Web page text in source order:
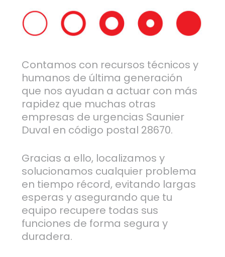
Contamos con recursos técnicos y
humanos de última generación
que nos ayudan a actuar con más
rapidez que muchas otras
empresas de urgencias Saunier
Duval en código postal 28670.
Gracias a ello, localizamos y
solucionamos cualquier problema
en tiempo récord, evitando largas
esperas y asegurando que tu
equipo recupere todas sus
funciones de forma segura y
duradera.